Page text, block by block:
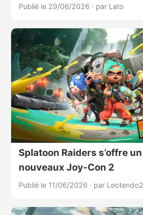
Publié le 29/06/2026 · par Lato
Splatoon Raiders s’offre
nouveaux Joy-Con 2
Publié le 11/06/2026 · par